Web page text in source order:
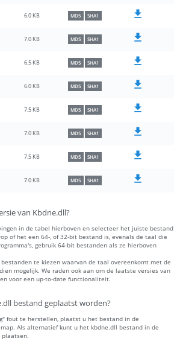
6.0 KB MD5 SHA1
7.0 KB MD5 SHA1
6.5 KB MD5 SHA1
6.0 KB MD5 SHA1
7.5 KB MD5 SHA1
7.0 KB MD5 SHA1
7.5 KB MD5 SHA1
7.0 KB MD5 SHA1
van Kbdne.dll?
in de tabel hierboven en selecteer het juiste bestand
of het een 64-, of 32-bit bestand is, evenals de taal die
gebruik 64-bit bestanden als ze hierboven
te kiezen waarvan de taal overeenkomt met de
mogelijk. We raden ook aan om de laatste versies van
voor een up-to-date functionaliteit.
bestand geplaatst worden?
fout te herstellen, plaatst u het bestand in de
Als alternatief kunt u het kbdne.dll bestand in de
plaatsen.